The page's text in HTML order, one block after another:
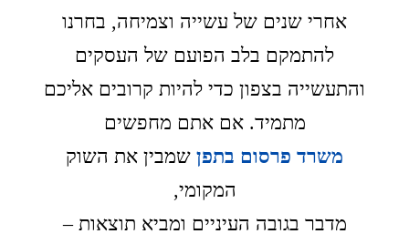
אחרי שנים של עשייה וצמיחה, בחרנו
להתמקם בלב הפועם של העסקים
והתעשייה בצפון כדי להיות קרובים אליכם
מתמיד.אם אתם מחפשים
משרד פרסום בתפן שמבין את השוק
המקומי,
מדבר בגובה העיניים ומביא תוצאות –